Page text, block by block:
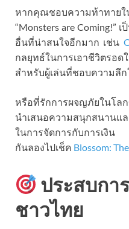
หากคุณชอบความท้าทายใ
“Monsters are Coming!”
อื่นที่น่าสนใจอีกมาก เช่น
กลยุทธ์ในการเอาชีวิตร
สำหรับผู้เล่นที่ชอบความลึ
หรือที่รักการผจญภัยในโล
นำเสนอความสนุกสนานแ
ในการจัดการกับการเงิน
กันลองไปเช็ค Blossom:
ประสบกา
ชาวไทย